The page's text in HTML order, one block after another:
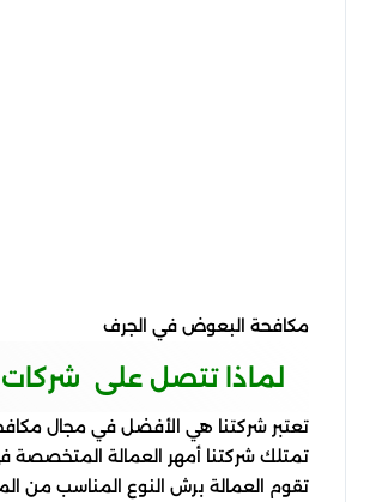
مكافحة البعوض في الجرف
لماذا تتصل على
تعتبر شركتنا هي الأفضل في مجال
تمتلك شركتنا أمهر العمالة المتخصصة
تقوم العمالة برش النوع المناسب من